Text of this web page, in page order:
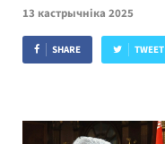
13 кастрычніка 2025
SHARE TWEET